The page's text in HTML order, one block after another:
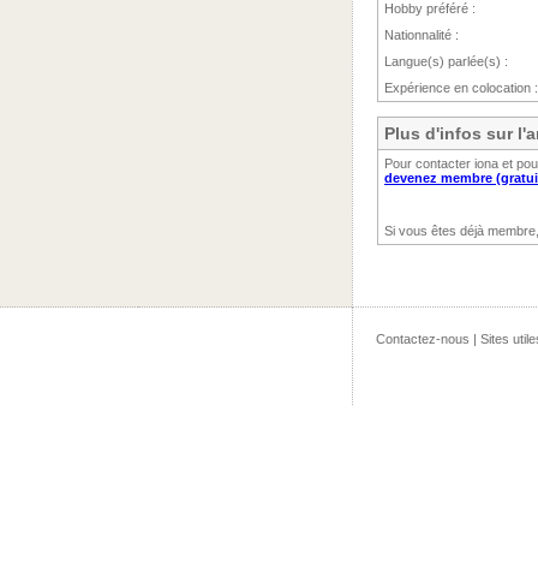
Hobby préféré :
Nationnalité :
Langue(s) parlée(s) :
Expérience en colocation :
Plus d'infos sur
Pour contacter iona et
devenez membre
Si vous êtes déjà
Contactez-nous | Sites